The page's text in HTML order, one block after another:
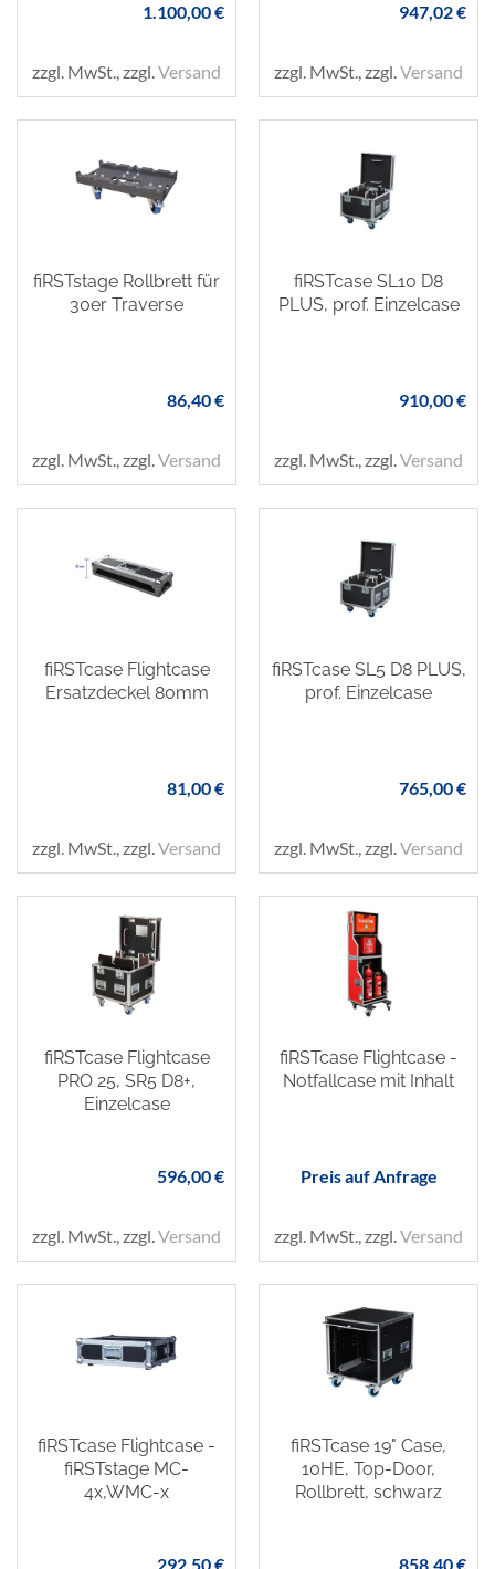
1.100,00 €
zzgl. MwSt., zzgl.Versand
947,02 €
zzgl. MwSt., zzgl.Versand
fiRSTstage Rollbrett für
30er Traverse
86,40 €
zzgl. MwSt., zzgl.Versand
fiRSTcase SL10 D8
PLUS, prof. Einzelcase
910,00 €
zzgl. MwSt., zzgl.Versand
fiRSTcase Flightcase
Ersatzdeckel 80mm
81,00 €
zzgl. MwSt., zzgl.Versand
fiRSTcase SL5 D8 PLUS,
prof. Einzelcase
765,00 €
zzgl. MwSt., zzgl.Versand
fiRSTcase Flightcase
PRO 25, SR5 D8+,
Einzelcase
596,00 €
zzgl. MwSt., zzgl.Versand
fiRSTcase Flightcase -
Notfallcase mit Inhalt
Preis auf Anfrage
zzgl. MwSt., zzgl.Versand
fiRSTcase Flightcase -
fiRSTstage MC-
4x,WMC-x
292,50 €
fiRSTcase 19" Case,
10HE, Top-Door,
Rollbrett, schwarz
858,40 €